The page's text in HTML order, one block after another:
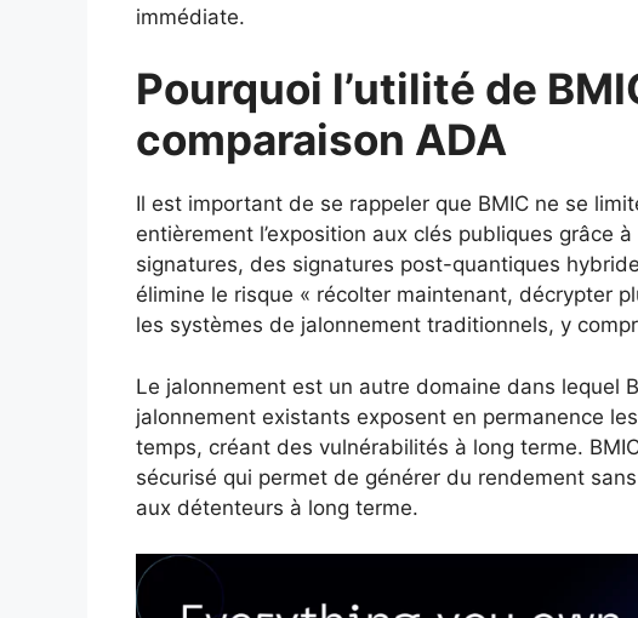
immédiate.
Pourquoi l’utilité de
comparaison ADA
Il est important de se rappeler que BMIC ne se
entièrement l’exposition aux clés publiques grâce
signatures, des signatures post-quantiques
élimine le risque « récolter maintenant, décrypter
les systèmes de jalonnement traditionnels, y
Le jalonnement est un autre domaine dans lequel
jalonnement existants exposent en permanence
temps, créant des vulnérabilités à long terme.
sécurisé qui permet de générer du rendement
aux détenteurs à long terme.